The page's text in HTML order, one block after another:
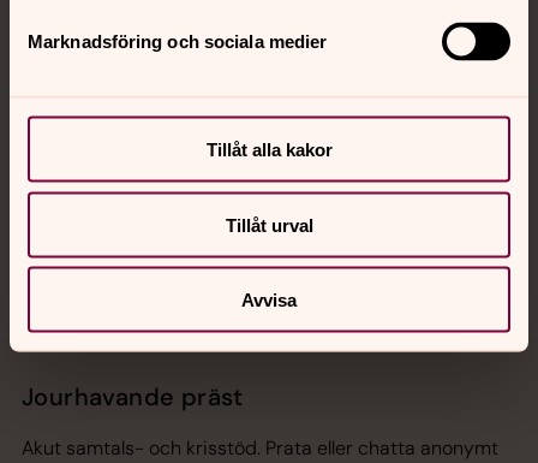
Marknadsföring och sociala medier
Tillåt alla kakor
Tillåt urval
Avvisa
Hitta snabbt
Sociala kanaler
Jourhavande präst
Akut samtals- och krisstöd. Prata eller chatta anonymt